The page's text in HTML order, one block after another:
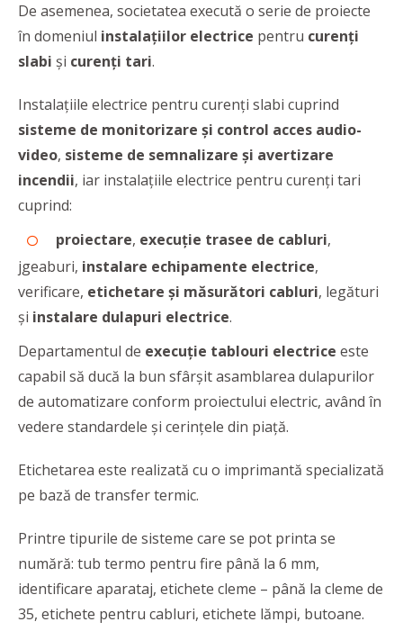
De asemenea, societatea execută o serie de proiecte
în domeniul instalaţiilor electrice pentru curenţi
slabi şi curenţi tari.
Instalaţiile electrice pentru curenţi slabi cuprind
sisteme de monitorizare şi control acces audio-
video, sisteme de semnalizare şi avertizare
incendii, iar instalaţiile electrice pentru curenţi tari
cuprind:
proiectare, execuţie trasee de cabluri,
jgeaburi, instalare echipamente electrice,
verificare, etichetare şi măsurători cabluri, legături
şi instalare dulapuri electrice.
Departamentul de execuţie tablouri electrice este
capabil să ducă la bun sfârşit asamblarea dulapurilor
de automatizare conform proiectului electric, având în
vedere standardele şi cerinţele din piaţă.
Etichetarea este realizată cu o imprimantă specializată
pe bază de transfer termic.
Printre tipurile de sisteme care se pot printa se
numără: tub termo pentru fire până la 6 mm,
identificare aparataj, etichete cleme – până la cleme de
35, etichete pentru cabluri, etichete lămpi, butoane.